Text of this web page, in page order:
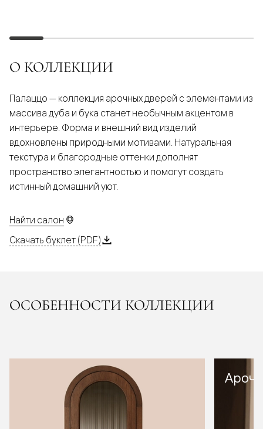
О КОЛЛЕКЦИИ
Палаццо — коллекция арочных дверей с элементами из
массива дуба и бука станет необычным акцентом в
интерьере. Форма и внешний вид изделий
вдохновлены природными мотивами. Натуральная
текстура и благородные оттенки дополнят
пространство элегантностью и помогут создать
истинный домашний уют.
Найти салон
Скачать буклет (PDF)
ОСОБЕННОСТИ КОЛЛЕКЦИИ